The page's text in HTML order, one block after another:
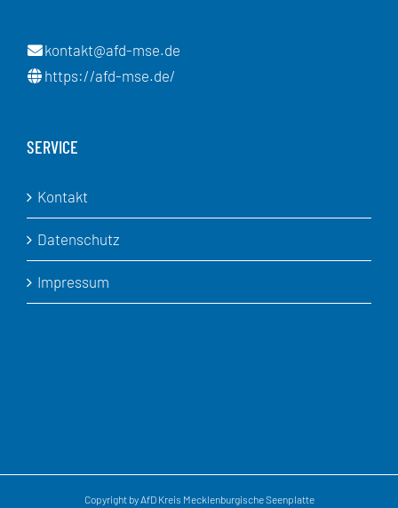
kontakt@afd-mse.de
https://afd-mse.de/
SERVICE
Kontakt
Datenschutz
Impressum
Copyright by AfD Kreis Mecklenburgische Seenplatte